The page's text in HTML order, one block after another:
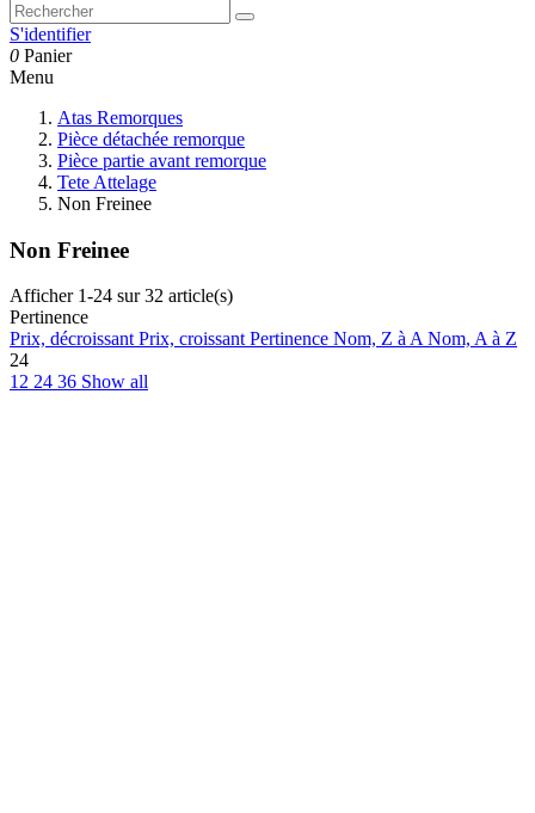
S'identifier
0 Panier
Menu
Atas Remorques
Pièce détachée remorque
Pièce partie avant remorque
Tete Attelage
Non Freinee
Non Freinee
Afficher 1-24 sur 32 article(s)
Pertinence
Prix, décroissantPrix, croissantPertinence Nom, Z à ANom, A à Z
24
12 24 36 Show all